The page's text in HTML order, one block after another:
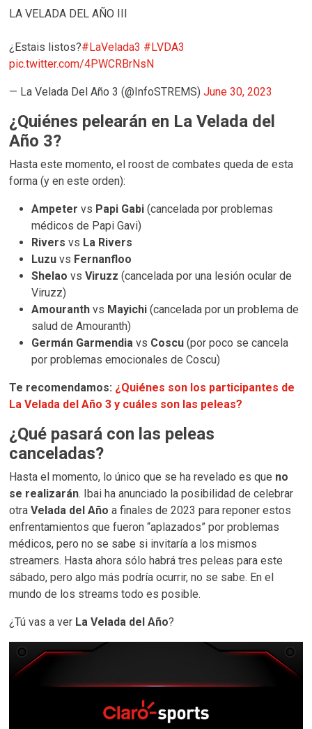
LA VELADA DEL AÑO III
¿Estais listos?#LaVelada3 #LVDA3
pic.twitter.com/4PWCRBrNsN
— La Velada Del Año 3 (@InfoSTREMS)June 30, 2023
¿Quiénes pelearán en La Velada del
Año 3?
Hasta este momento, el roost de combates queda de esta
forma (y en este orden):
Ampeter vs Papi Gabi (cancelada por problemas
médicos de Papi Gavi)
Rivers vs La Rivers
Luzu vs Fernanfloo
Shelao vsViruzz (cancelada por una lesión ocular de
Viruzz)
Amouranthvs Mayichi (cancelada por un problema de
salud de Amouranth)
Germán Garmendia vs Coscu (por poco se cancela
por problemas emocionales de Coscu)
Te recomendamos: ¿Quiénes son los participantes de
La Velada del Año 3 y cuáles son las peleas?
¿Qué pasará con las peleas
canceladas?
Hasta el momento, lo único que se ha revelado es que no
se realizarán. Ibai ha anunciado la posibilidad de celebrar
otraVelada del Año a finales de 2023 para reponer estos
enfrentamientos que fueron “aplazados” por problemas
médicos, pero no se sabe si invitaría a los mismos
streamers. Hasta ahora sólo habrá tres peleas para este
sábado, pero algo más podría ocurrir, no se sabe. En el
mundo de los streams todo es posible.
¿Tú vas a ver La Velada del Año?